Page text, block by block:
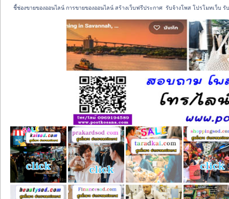
ชี้ช่องขายของออนไลน์ การขายของออนไลน์ สร้างเว็บฟรีประกาศ  รับจ้างโพส โปรโมทเว็บ รั